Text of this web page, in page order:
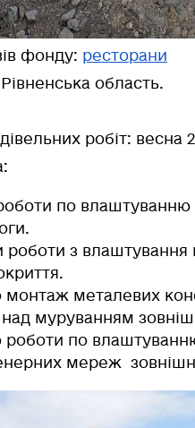
фонду: ресторани
область.
робіт: весна
по влаштуванню
роботи з влаштування
монтаж металевих
над муруванням
роботи по
мереж